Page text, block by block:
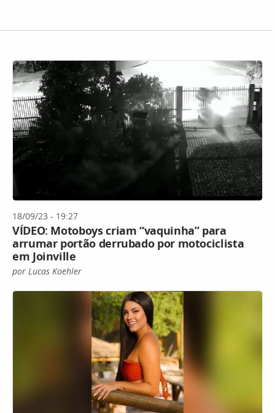
18/09/23 - 19:27
VÍDEO: Motoboys criam “vaquinha” para
arrumar portão derrubado por motociclista
em Joinville
por Lucas Koehler